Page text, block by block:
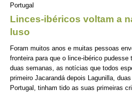
Portugal
Linces-ibéricos voltam a
luso
Foram muitos anos e muitas pessoas
fronteira para que o lince-ibérico pudesse
duas semanas, as notícias que todos
primeiro Jacarandá depois Lagunilla,
Portugal, tinham tido as suas primeiras